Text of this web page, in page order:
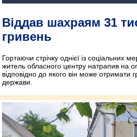
Віддав шахраям 31
гривень
Гортаючи стрічку однієї із соціальних
житель обласного центру натрапив на
відповідно до якого він може отримати
держави.